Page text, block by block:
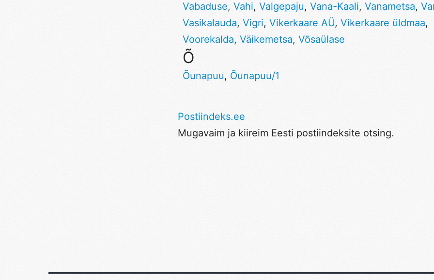
Vabaduse, Vahi, Valgepaju, Vana-Kaali, Vanametsa,
Vasikalauda, Vigri, Vikerkaare AÜ, Vikerkaare üldmaa,
Voorekalda, Väikemetsa, Võsaülase
Õ
Õunapuu, Õunapuu/1
Postiindeks.ee
Mugavaim ja kiireim Eesti postiindeksite otsing.